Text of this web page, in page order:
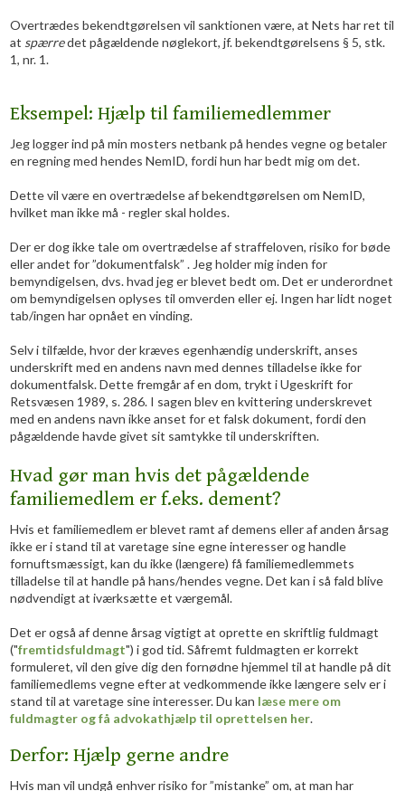
Overtrædes bekendtgørelsen vil sanktionen være, at Nets har ret til
at spærredet pågældende nøglekort, jf. bekendtgørelsens § 5, stk.
1, nr. 1.
Eksempel: Hjælp til familiemedlemmer
Jeg logger ind på min mosters netbank på hendes vegne og betaler
en regning med hendes NemID, fordi hun har bedt mig om det.
Dette vil være en overtrædelse af bekendtgørelsen om NemID,
hvilket man ikke må - regler skal holdes.
Der er dog ikke tale om overtrædelse af straffeloven, risiko for bøde
eller andet for ”dokumentfalsk” . Jeg holder mig inden for
bemyndigelsen, dvs. hvad jeg er blevet bedt om. Det er underordnet
om bemyndigelsen oplyses til omverden eller ej. Ingen har lidt noget
tab/ingen har opnået en vinding.
Selv i tilfælde, hvor der kræves egenhændig underskrift, anses
underskrift med en andens navn med dennes tilladelse ikke for
dokumentfalsk. Dette fremgår af en dom, trykt i Ugeskrift for
Retsvæsen 1989, s. 286. I sagen blev en kvittering underskrevet
med en andens navn ikke anset for et falsk dokument, fordi den
pågældende havde givet sit samtykke til underskriften.
Hvad gør man hvis det pågældende
familiemedlem er f.eks. dement?
Hvis et familiemedlem er blevet ramt af demens eller af anden årsag
ikke er i stand til at varetage sine egne interesser og handle
fornuftsmæssigt, kan du ikke (længere) få familiemedlemmets
tilladelse til at handle på hans/hendes vegne. Det kan i så fald blive
nødvendigt at iværksætte et værgemål.
Det er også af denne årsag vigtigt at oprette en skriftlig fuldmagt
("fremtidsfuldmagt") i god tid. Såfremt fuldmagten er korrekt
formuleret, vil den give dig den fornødne hjemmel til at handle på dit
familiemedlems vegne efter at vedkommende ikke længere selv er i
stand til at varetage sine interesser. Du kan læse mere om
fuldmagter og få advokathjælp til oprettelsen her.
Derfor: Hjælp gerne andre
Hvis man vil undgå enhver risiko for ”mistanke” om, at man har